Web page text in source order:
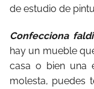
de estudio de
Confecciona
hay un mueble
casa o bien una
molesta, puedes